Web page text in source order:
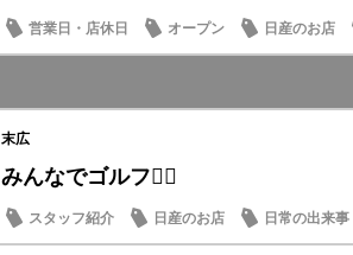
営業日・店休日 オープン 日産のお店
末広
みんなでゴルフ🏌️‍♂️
スタッフ紹介 日産のお店 日常の出来事